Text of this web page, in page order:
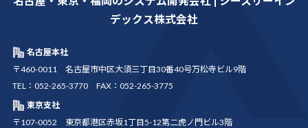
デックス株式会社
名古屋本社
〒460-0011 名古屋市中区大須三丁目30番40号万松寺ビル9階
TEL：052-265-3770 FAX：052-265-3775
東京支社
〒107-0052 東京都港区赤坂1丁目5-12第二虎ノ門ビル3階